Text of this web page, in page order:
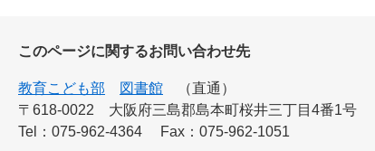
このページに関するお問い合わせ先
教育こども部 図書館
直通
〒618-0022
大阪府三島郡島本町桜井三丁目4番1号
Tel：075-962-4364
Fax：075-962-1051